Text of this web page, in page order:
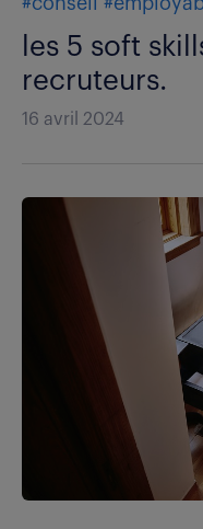
les 5 soft
recruteurs.
16 avril 2024